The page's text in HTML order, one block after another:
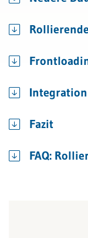
Fazit
FAQ: